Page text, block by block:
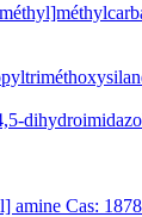
amine Cas: